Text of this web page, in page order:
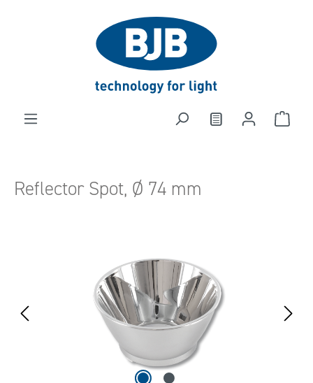
Reflector Spot, Ø 74 mm